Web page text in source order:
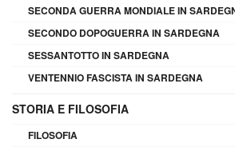
SECONDA GUERRA MONDIALE IN
SECONDO DOPOGUERRA IN SARDEGNA
SESSANTOTTO IN SARDEGNA
VENTENNIO FASCISTA IN SARDEGNA
STORIA E FILOSOFIA
FILOSOFIA